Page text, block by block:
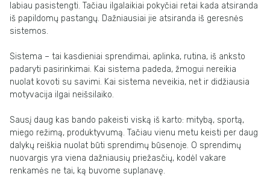
labiau pasistengti. Tačiau ilgalaikiai pokyčiai retai kada atsiranda
iš papildomų pastangų. Dažniausiai jie atsiranda iš geresnės
sistemos.
Sistema – tai kasdieniai sprendimai, aplinka, rutina, iš anksto
padaryti pasirinkimai. Kai sistema padeda, žmogui nereikia
nuolat kovoti su savimi. Kai sistema neveikia, net ir didžiausia
motyvacija ilgai neišsilaiko.
Sausį daug kas bando pakeisti viską iš karto: mitybą, sportą,
miego režimą, produktyvumą. Tačiau vienu metu keisti per daug
dalykų reiškia nuolat būti sprendimų būsenoje. O sprendimų
nuovargis yra viena dažniausių priežasčių, kodėl vakare
renkamės ne tai, ką buvome suplanavę.